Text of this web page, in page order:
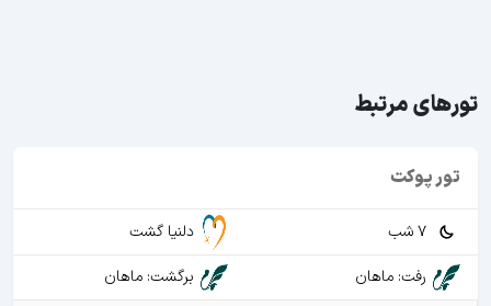
تورهای مرتبط
تور پوکت
7 شب
دلنیا گشت
رفت: ماهان
برگشت: ماهان